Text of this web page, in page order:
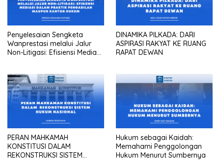
Penyelesaian Sengketa
Wanprestasi melalui Jalur
Non-Litigasi: Efisiensi Mediasi
DINAMIKA PILKADA: DARI
ASPIRASI RAKYAT KE RUANG
RAPAT DEWAN
PERAN MAHKAMAH
KONSTITUSI DALAM
REKONSTRUKSI SISTEM
Hukum sebagai Kaidah:
Memahami Penggolongan
Hukum Menurut Sumbernya